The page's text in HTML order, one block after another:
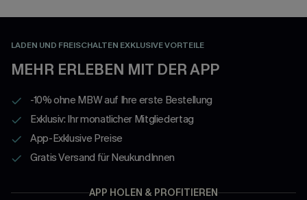
LADEN UND FREISCHALTEN EXKLUSIVE VORTEILE
MEHR ERLEBEN MIT DER APP
-10% ohne MBW auf Ihre erste Bestellung
Exklusiv: Ihr monatlicher Mitgliedertag
App-Exklusive Preise
Gratis Versand für NeukundInnen
APP HOLEN & PROFITIEREN